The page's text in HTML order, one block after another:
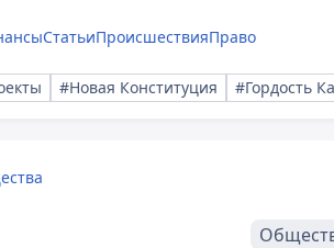
СтатьиПроисшествияПраво
#Новая Конституция #Гордость